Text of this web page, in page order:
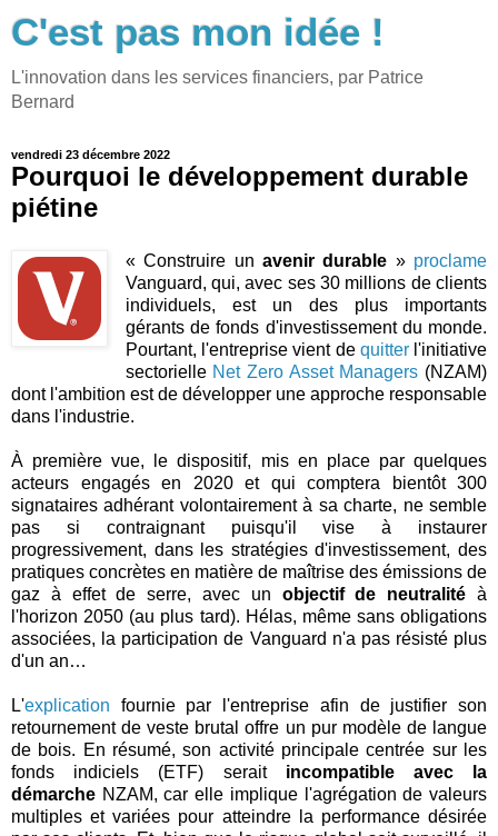
C'est pas mon idée !
L'innovation dans les services financiers, par Patrice
Bernard
vendredi 23 décembre 2022
Pourquoi le développement durable
piétine
« Construire un avenir durable » proclame
Vanguard, qui, avec ses 30 millions de clients
individuels, est un des plus importants
gérants de fonds d'investissement du monde.
Pourtant, l'entreprise vient de quitterl'initiative
sectorielle Net Zero Asset Managers (NZAM)
dont l'ambition est de développer une approche responsable
dans l'industrie.
À première vue, le dispositif, mis en place par quelques
acteurs engagés en 2020 et qui comptera bientôt 300
signataires adhérant volontairement à sa charte, ne semble
pas si contraignant puisqu'il vise à instaurer
progressivement, dans les stratégies d'investissement, des
pratiques concrètes en matière de maîtrise des émissions de
gaz à effet de serre, avec un objectif de neutralité à
l'horizon 2050 (au plus tard). Hélas, même sans obligations
associées, la participation de Vanguard n'a pas résisté plus
d'un an…
L'explication fournie par l'entreprise afin de justifier son
retournement de veste brutal offre un pur modèle de langue
de bois. En résumé, son activité principale centrée sur les
fonds indiciels (ETF) serait incompatible avec la
démarche NZAM, car elle implique l'agrégation de valeurs
multiples et variées pour atteindre la performance désirée